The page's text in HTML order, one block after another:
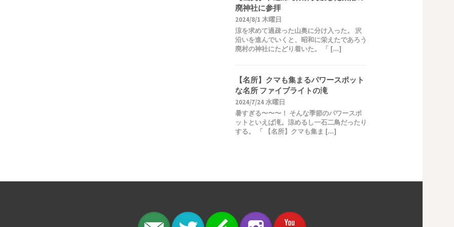
廃神社に参拝
2024/8/1 木曜日
涼を求めて過疎った山奥に分け入った。 沢
沿いを進んでいくと、昭和に栄えたであろう
廃村の神社にたどり着いた。 「 […]
【名所】クマも集まるパワースポット
な名所 ファイブライトの滝
2024/7/24 水曜日
暑すぎる〜〜〜！ そんな季節のパワースポ
ットといえば滝。涼めるし一石二鳥だったり
する。 「 【名所】クマも集ま […]